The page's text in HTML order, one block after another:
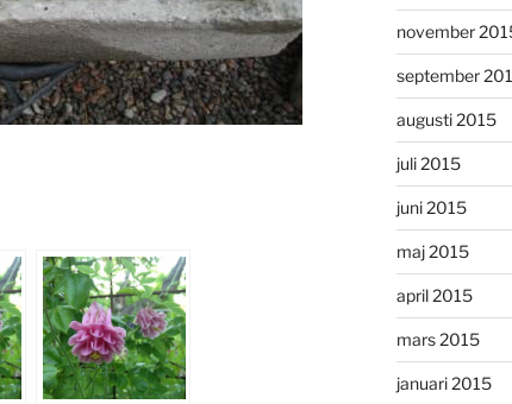
november
september
augusti 2015
juli 2015
juni 2015
maj 2015
april 2015
mars 2015
januari 2015